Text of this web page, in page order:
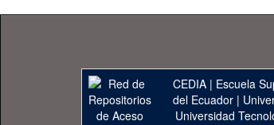
CEDIA | Escuela
del Ecuador|
Universidad